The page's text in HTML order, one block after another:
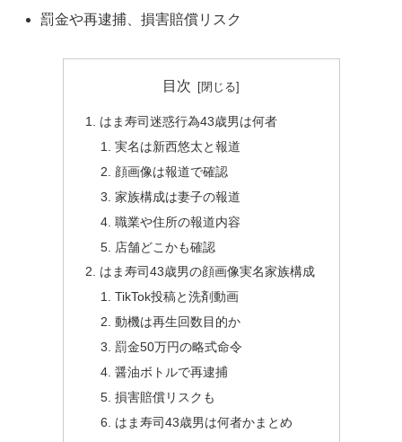
罰金や再逮捕、損害賠償リスク
目次
はま寿司迷惑行為43歳男は何者
実名は新西悠太と報道
顔画像は報道で確認
家族構成は妻子の報道
職業や住所の報道内容
店舗どこかも確認
はま寿司43歳男の顔画像実名家族構成
TikTok投稿と洗剤動画
動機は再生回数目的か
罰金50万円の略式命令
醤油ボトルで再逮捕
損害賠償リスクも
はま寿司43歳男は何者かまとめ